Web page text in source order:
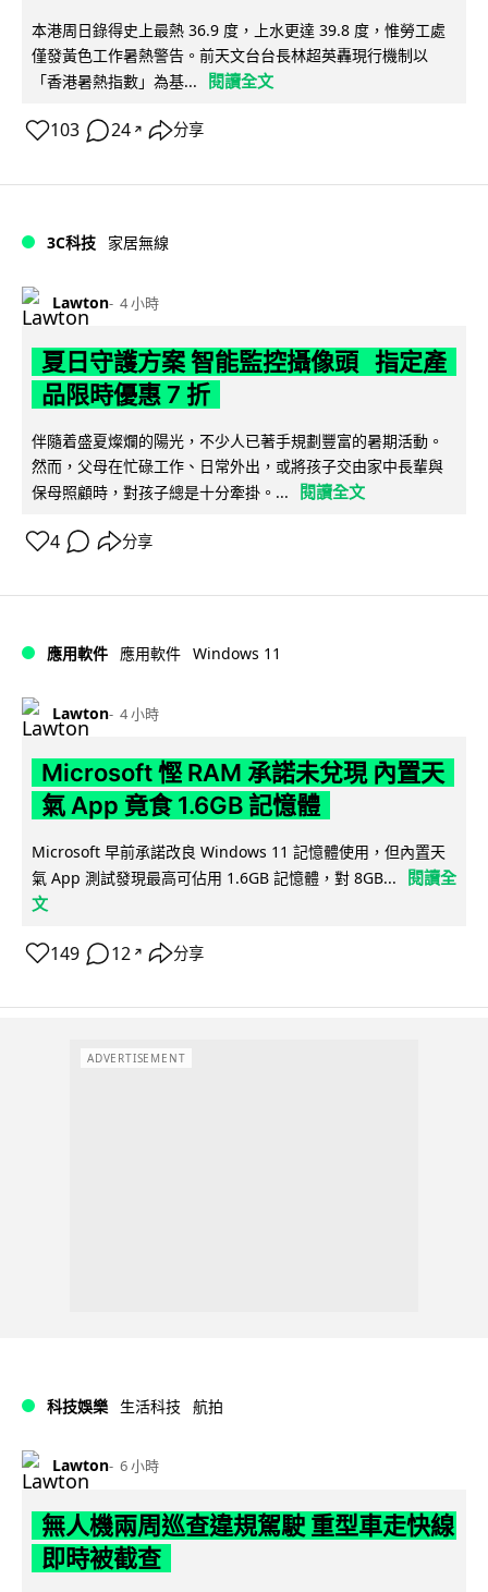
本港周日錄得史上最熱 36.9 度，上水更達 39.8 度，惟勞工處
僅發黃色工作暑熱警告。前天文台台長林超英轟現行機制以
「香港暑熱指數」為基...
閱讀全文
103 24 ↗ 分享
3C科技 家居無線
Lawton 4 小時
夏日守護方案 智能監控攝像頭 指定產
品限時優惠 7 折
伴隨着盛夏燦爛的陽光，不少人已著手規劃豐富的暑期活動。
然而，父母在忙碌工作、日常外出，或將孩子交由家中長輩與
保母照顧時，對孩子總是十分牽掛。...
閱讀全文
4 分享
應用軟件 應用軟件 Windows 11
Lawton 4 小時
Microsoft 慳 RAM 承諾未兌現 內置天
氣 App 竟食 1.6GB 記憶體
Microsoft 早前承諾改良 Windows 11 記憶體使用，但內置天
氣 App 測試發現最高可佔用 1.6GB 記憶體，對 8GB...
閱讀全
文
149 12 ↗ 分享
ADVERTISEMENT
科技娛樂 生活科技 航拍
Lawton 6 小時
無人機兩周巡查違規駕駛 重型車走快線
即時被截查